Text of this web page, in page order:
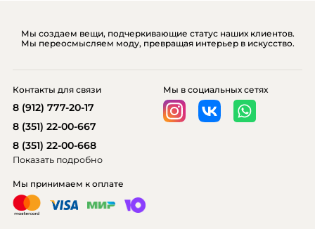
Мы создаем вещи, подчеркивающие статус наших клиентов.
Мы переосмысляем моду, превращая интерьер в искусство.
Мы принимаем к оплате
Мы в социальных сетях
Контакты для связи
8 (912) 777-20-17
8 (351) 22-00-667
8 (351) 22-00-668
Показать подробно